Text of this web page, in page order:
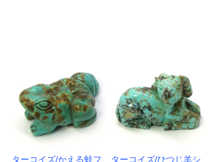
ターコイズ/かえる蛙フ
ターコイズ/ひつじ羊シ